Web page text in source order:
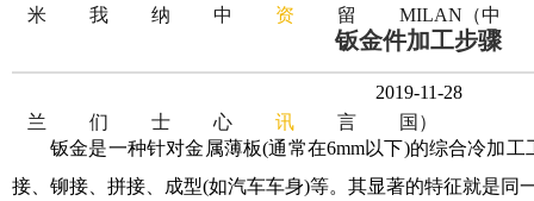
米
兰
我
们
纳
士
中
心
资
讯
留
言
MILAN（中
国）
钣金件加工步骤
2019-11-28
钣金是一种针对金属薄板(通常在6mm以下)的综合冷加
接、铆接、拼接、成型(如汽车车身)等。其显著的特征就是同